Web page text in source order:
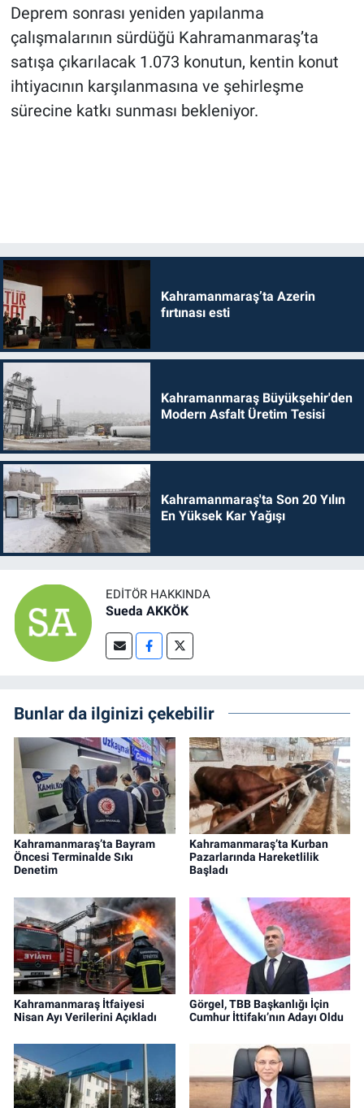
Deprem sonrası yeniden yapılanma
çalışmalarının sürdüğü Kahramanmaraş’ta
satışa çıkarılacak 1.073 konutun, kentin konut
ihtiyacının karşılanmasına ve şehirleşme
sürecine katkı sunması bekleniyor.
Kahramanmaraş’ta Azerin
fırtınası esti
Kahramanmaraş Büyükşehir'den
Modern Asfalt Üretim Tesisi
Kahramanmaraş'ta Son 20 Yılın
En Yüksek Kar Yağışı
EDITÖR HAKKINDA
Sueda AKKÖK
Bunlar da ilginizi çekebilir
Kahramanmaraş’ta Bayram
Öncesi Terminalde Sıkı
Denetim
Kahramanmaraş’ta Kurban
Pazarlarında Hareketlilik
Başladı
Kahramanmaraş İtfaiyesi
Nisan Ayı Verilerini Açıkladı
Görgel, TBB Başkanlığı İçin
Cumhur İttifakı’nın Adayı Oldu